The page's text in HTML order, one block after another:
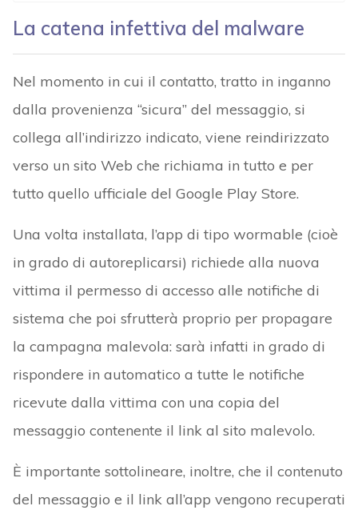
La catena infettiva del malware
Nel momento in cui il contatto, tratto in inganno
dalla provenienza “sicura” del messaggio, si
collega all’indirizzo indicato, viene reindirizzato
verso un sito Web che richiama in tutto e per
tutto quello ufficiale del Google Play Store.
Una volta installata, l’app di tipo wormable (cioè
in grado di autoreplicarsi) richiede alla nuova
vittima il permesso di accesso alle notifiche di
sistema che poi sfrutterà proprio per propagare
la campagna malevola: sarà infatti in grado di
rispondere in automatico a tutte le notifiche
ricevute dalla vittima con una copia del
messaggio contenente il link al sito malevolo.
È importante sottolineare, inoltre, che il contenuto
del messaggio e il link all’app vengono recuperati